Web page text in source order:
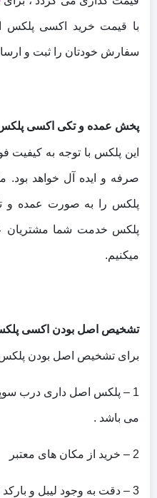
با قیمت خرید اکسی پلکس
سفارش خودتان را ثبت و
پخش عمده و تکی اکسی
این پلکس با توجه به کیفیت
صرفه و ایده آل خواهد بود.
پلکس را به صورت عمده و
پلکس خدمت شما مشتریان
میکنیم.
تشخیص اصل بودن اکسی
برای تشخیص اصل بودن پلکس
1 – پلکس اصل داری درب
می باشد .
2 – خرید از مکان های معتبر
3 – دقت به وجود لیبل و